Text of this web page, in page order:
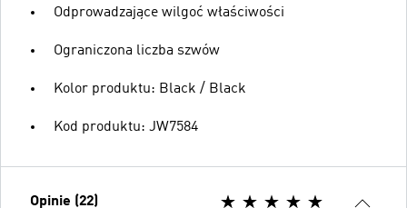
Odprowadzające wilgoć właściwości
Ograniczona liczba szwów
Kolor produktu: Black / Black
Kod produktu: JW7584
Opinie (22)